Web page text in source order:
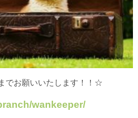
でお願いいたします！！☆
wankeeper/